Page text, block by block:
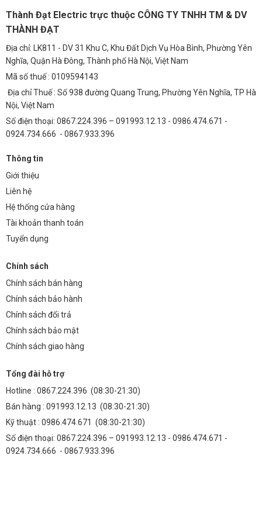
4. Nguồn có những tính năng bảo vệ nào?
Nguồn được trang bị các tính năng bảo vệ quá tải, quá áp, ngắn
mạch và quá nhiệt, đảm bảo an toàn cho hệ thống chiếu sáng.
5. Tôi có thể tìm mua nguồn Meanwell HBG-160-
24DA ở đâu?
TDL – nhà phân phối chính thức của Meanwell tại Việt Nam. Chúng
vụ hỗ trợ tận tâm.
Hãy lựa chọn
để có giải pháp chiếu sáng toàn diện.
Tham khảo thêmBộ Nguồn tổ ong Meanwell LRS-100-24 (108W
24V 4.5A) cho các dự án lớn hơn.
Đừng bỏ lỡ bài viết hữu ích:
TP Hà Nội, Việt Nam. Số điện thoại: 091993.12.13 – 0986.474.671 –
0924.734.666
SẢN PHẨM NỔI BẬT
✓
Đèn LED chính hãng
không cần đào đường, bảo hành
24 tháng.
Thành Đạt Electric trực thuộc CÔNG TY TNHH TM & DV
THÀNH ĐẠT
Địa chỉ: LK811 - DV 31 Khu C, Khu Đất Dịch Vụ Hòa Bình, Phường Yên
Nghĩa, Quận Hà Đông, Thành phố Hà Nội, Việt Nam
Mã số thuế : 0109594143
Địa chỉ Thuế : Số 938 đường Quang Trung, Phường Yên Nghĩa, TP Hà
Nội, Việt Nam
Số điện thoại: 0867.224.396 – 091993.12.13 - 0986.474.671 -
0924.734.666 - 0867.933.396
Thông tin
Giới thiệu
Liên hệ
Hệ thống cửa hàng
Tài khoản thanh toán
Tuyển dụng
Chính sách
Chính sách bán hàng
Chính sách bảo hành
Chính sách đổi trả
Chính sách bảo mật
Chính sách giao hàng
Tổng đài hỗ trợ
Hotline : 0867.224.396 (08:30-21:30)
Bán hàng : 091993.12.13 (08:30-21:30)
Kỹ thuật : 0986.474.671 (08:30-21:30)
Số điện thoại: 0867.224.396 – 091993.12.13 - 0986.474.671 -
0924.734.666 - 0867.933.396